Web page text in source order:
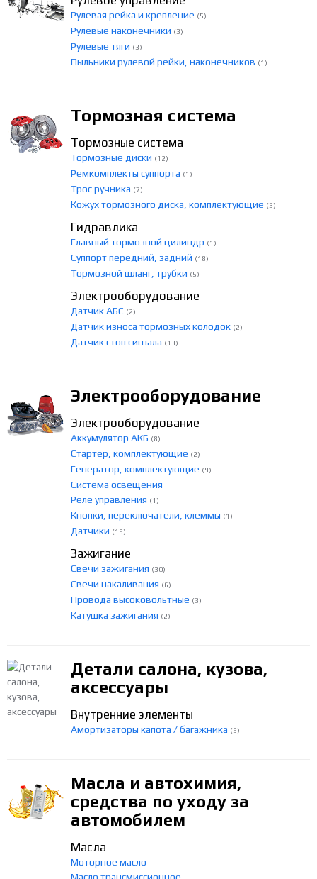
Рулевая рейка и крепление (5)
Рулевые наконечники (3)
Рулевые тяги (3)
Пыльники рулевой рейки, наконечников (1)
Тормозная система
Тормозные система
Тормозные диски (12)
Ремкомплекты суппорта (1)
Трос ручника (7)
Кожух тормозного диска, комплектующие (3)
Гидравлика
Главный тормозной цилиндр (1)
Суппорт передний, задний (18)
Тормозной шланг, трубки (5)
Электрооборудование
Датчик АБС (2)
Датчик износа тормозных колодок (2)
Датчик стоп сигнала (13)
Электрооборудование
Электрооборудование
Аккумулятор АКБ (8)
Стартер, комплектующие (2)
Генератор, комплектующие (9)
Система освещения
Реле управления (1)
Кнопки, переключатели, клеммы (1)
Датчики (19)
Зажигание
Свечи зажигания (30)
Свечи накаливания (6)
Провода высоковольтные (3)
Катушка зажигания (2)
Детали салона, кузова,
аксессуары
Внутренние элементы
Амортизаторы капота / багажника (5)
Масла и автохимия,
средства по уходу за
автомобилем
Масла
Моторное масло